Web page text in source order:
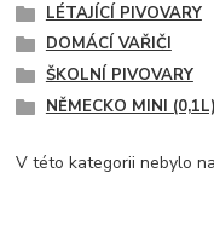
LÉTAJÍCÍ PIVOVARY
DOMÁCÍ VAŘIČI
ŠKOLNÍ PIVOVARY
NĚMECKO MINI (0,1L)
V této kategorii nebylo